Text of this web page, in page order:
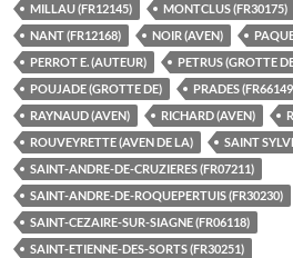
MILLAU (FR12145)
MONTCLUS (FR30175)
NANT (FR12168)
NOIR (AVEN)
PERROT E. (AUTEUR)
PETRUS (GROTTE
POUJADE (GROTTE DE)
PRADES
RAYNAUD (AVEN)
RICHARD (AVEN)
ROUVEYRETTE (AVEN DE LA)
SAINT
SAINT-ANDRE-DE-CRUZIERES (FR07211)
SAINT-ANDRE-DE-ROQUEPERTUIS (FR30230)
SAINT-CEZAIRE-SUR-SIAGNE (FR06118)
SAINT-ETIENNE-DES-SORTS (FR30251)